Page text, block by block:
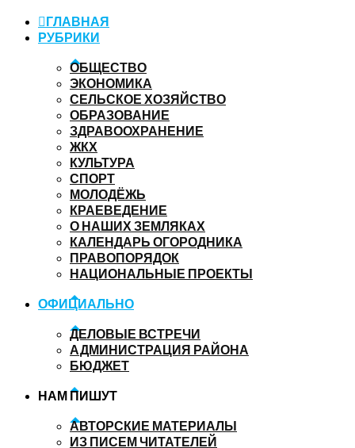
ГЛАВНАЯ
РУБРИКИ
ОБЩЕСТВО
ЭКОНОМИКА
СЕЛЬСКОЕ ХОЗЯЙСТВО
ОБРАЗОВАНИЕ
ЗДРАВООХРАНЕНИЕ
ЖКХ
КУЛЬТУРА
СПОРТ
МОЛОДЁЖЬ
КРАЕВЕДЕНИЕ
О НАШИХ ЗЕМЛЯКАХ
КАЛЕНДАРЬ ОГОРОДНИКА
ПРАВОПОРЯДОК
НАЦИОНАЛЬНЫЕ ПРОЕКТЫ
ОФИЦИАЛЬНО
ДЕЛОВЫЕ ВСТРЕЧИ
АДМИНИСТРАЦИЯ РАЙОНА
БЮДЖЕТ
НАМ ПИШУТ
АВТОРСКИЕ МАТЕРИАЛЫ
ИЗ ПИСЕМ ЧИТАТЕЛЕЙ